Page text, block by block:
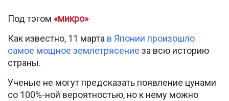
Под тэгом «микро»
Как известно, 11 марта в Японии произошло
самое мощное землетрясение за всю историю
страны.
Ученые не могут предсказать появление цунами
со 100%-ной вероятностью, но к нему можно